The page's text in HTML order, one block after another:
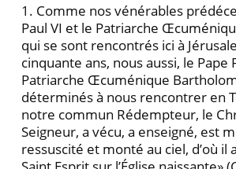
1. Comme nos vénérables
Paul VI et le Patriarche
qui se sont rencontrés ici à
cinquante ans, nous aussi, le Pape
Patriarche Œcuménique
déterminés à nous rencontrer en
notre commun Rédempteur, le
Seigneur, a vécu, a enseigné, est
ressuscité et monté au ciel, d’où il